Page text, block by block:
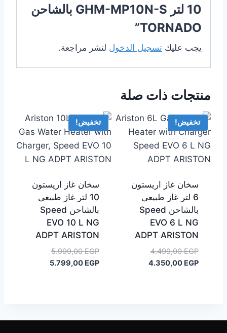
10 لتر GHM-MP10N-S بالشاحن
TORNADO”
يجب عليك تسجيل الدخول لنشر مراجعة.
منتجات ذات صلة
تخفيض!
سخان غاز اريستون
6 لتر غاز طبيعى
بالشاحن Speed
EVO 6 L NG
ADPT ARISTON
4.499,00EGP
السعر
الأصلي4.350,00 EGP
السعر
تخفيض!
سخان غاز اريستون
10 لتر غاز طبيعى
بالشاحن Speed
EVO 10 L NG
ADPT ARISTON
5.999,00EGP
السعر
الأصلي5.799,00 EGP